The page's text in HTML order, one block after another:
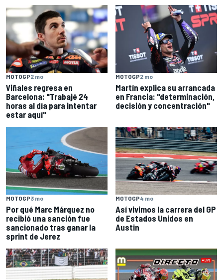
MOTOGP2 mo
Viñales regresa en
Barcelona: "Trabajé 24
horas al día para intentar
estar aquí"
MOTOGP2 mo
Martín explica su arrancada
en Francia: "determinación,
decisión y concentración"
MOTOGP3 mo
Por qué Marc Márquez no
recibió una sanción fue
sancionado tras ganar la
sprint de Jerez
MOTOGP4 mo
Así vivimos la carrera del GP
de Estados Unidos en
Austin